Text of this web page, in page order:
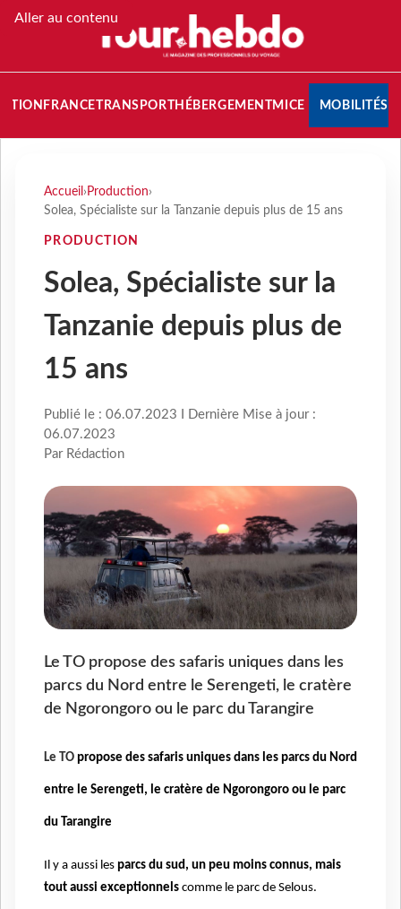
Aller au contenu
FRANCETRANSPORT HÉBERGEMENTMICE MOBILITÉS
Accueil › Production›
Solea, Spécialiste sur la Tanzanie depuis plus de 15 ans
PRODUCTION
Solea, Spécialiste sur la
Tanzanie depuis plus de
15 ans
Publié le : 06.07.2023 I Dernière Mise à jour :
06.07.2023
Par Rédaction
Le TO propose des safaris uniques dans les
parcs du Nord entre le Serengeti, le cratère
de Ngorongoro ou le parc du Tarangire
Le TO propose des safaris uniques dans les parcs du Nord
entre le Serengeti, le cratère de Ngorongoro ou le parc
du Tarangire
Il y a aussi les parcs du sud, un peu moins connus, mais
tout aussi exceptionnels comme le parc de Selous.